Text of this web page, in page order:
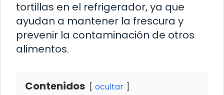
tortillas en el refrigerador, ya que
ayudan a mantener la frescura y
prevenir la contaminación de otros
alimentos.
Contenidos ocultar